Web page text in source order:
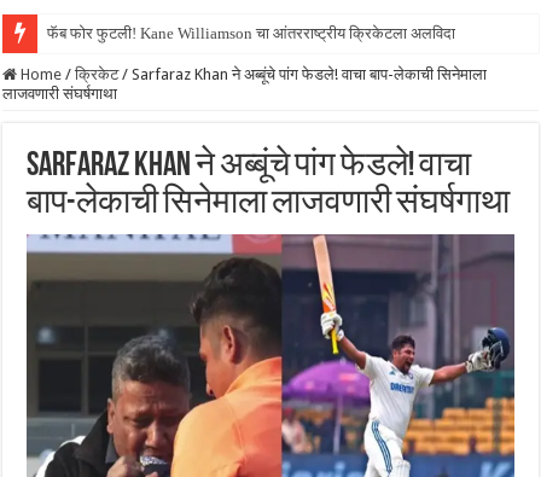
फॅब फोर फुटली! Kane Williamson चा आंतरराष्ट्रीय क्रिकेटला अलविदा
Shreyas Iyer कॅप्टन झाला! टी20 ची पुन्हा मुंबईकराच्या खांद्यावर, एशियन गेम्स…
Home / क्रिकेट / Sarfaraz Khan ने अब्बूंचे पांग फेडले! वाचा बाप-लेकाची सिनेमाला
लाजवणारी संघर्षगाथा
Sarfaraz Khan ने अब्बूंचे पांग फेडले! वाचा
बाप-लेकाची सिनेमाला लाजवणारी संघर्षगाथा